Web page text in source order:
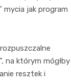
mycia jak program
na którym mógłby
resztek i